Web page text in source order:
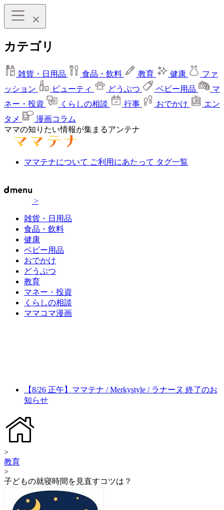
カテゴリ
雑貨・日用品 食品・飲料 教育 健康
ファ
ッション
ビューティ どうぶつ ベビー用品
マ
ネー・投資
くらしの相談 行事 おでかけ
エン
タメ
漫画コラム
ママの知りたい情報が集まるアンテナ
ママテナについて ご利用にあたって タグ一覧
>
雑貨・日用品
食品・飲料
健康
ベビー用品
おでかけ
どうぶつ
教育
マネー・投資
くらしの相談
ママコマ漫画
【8/26 正午】ママテナ / Merkystyle / ラナーヌ 終了のお
知らせ
>
教育
>
子どもの就寝時間を見直すコツは？